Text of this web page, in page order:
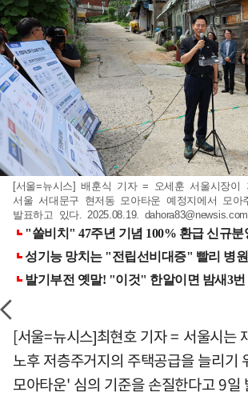
[서울=뉴시스] 배훈식 기자 = 오세훈 서울시장이
서울 서대문구 현저동 모아타운 예정지에서 모아
발표하고 있다. 2025.08.19. dahora83@newsis.com
[서울=뉴시스]최현호 기자 = 서울시는
노후 저층주거지의 주택공급을 늘리기
모아타운' 심의 기준을 손질한다고 9일